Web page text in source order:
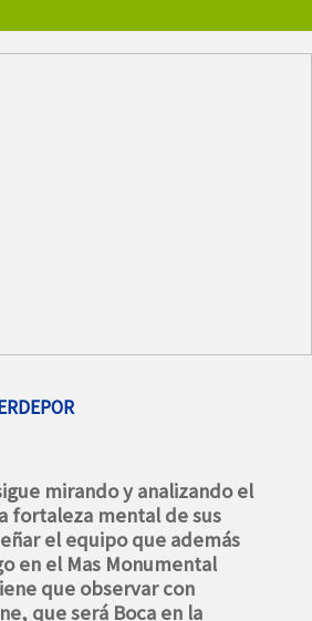
mirando y analizando el
fortaleza mental de sus
el equipo que además
en el Mas Monumental
que observar con
que será Boca en la